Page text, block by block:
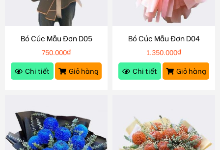
Bó Cúc Mẫu Đơn D05
750.000₫
Chi tiết
Giỏ hàng
Bó Cúc Mẫu Đơn D04
1.350.000₫
Chi tiết
Giỏ hàng